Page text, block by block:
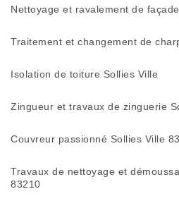
Nettoyage et ravalement de
Traitement et changement de
Isolation de toiture Sollies Ville
Zingueur et travaux de zinguerie
Couvreur passionné Sollies Ville
Travaux de nettoyage et
83210